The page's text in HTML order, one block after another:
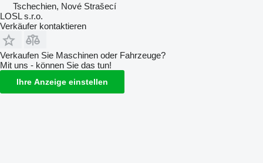
Tschechien, Nové Strašecí
LOSL s.r.o.
Verkäufer kontaktieren
Verkaufen Sie Maschinen oder Fahrzeuge?
Mit uns - können Sie das tun!
Ihre Anzeige einstellen